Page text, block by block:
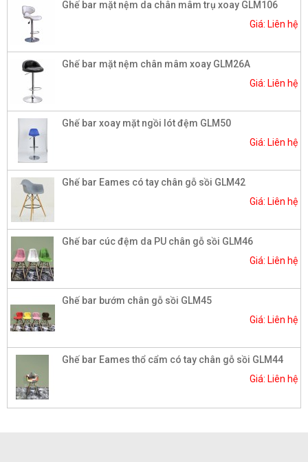
Ghế bar mặt nệm da chân mâm trụ xoay GLM106
Giá: Liên hệ
Ghế bar mặt nệm chân mâm xoay GLM26A
Giá: Liên hệ
Ghế bar xoay mặt ngồi lót đệm GLM50
Giá: Liên hệ
Ghế bar Eames có tay chân gỗ sồi GLM42
Giá: Liên hệ
Ghế bar cúc đệm da PU chân gỗ sồi GLM46
Giá: Liên hệ
Ghế bar bướm chân gỗ sồi GLM45
Giá: Liên hệ
Ghế bar Eames thổ cẩm có tay chân gỗ sồi GLM44
Giá: Liên hệ